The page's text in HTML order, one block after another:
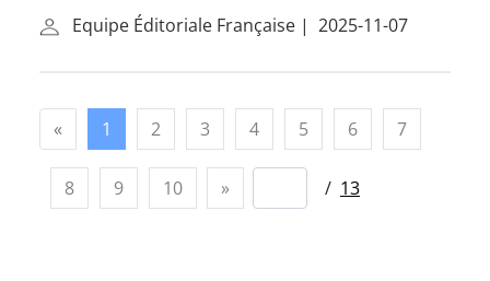
Equipe Éditoriale Française | 2025-11-07
« 1 2 3 4 5 6 7
8 9 10 » / 13